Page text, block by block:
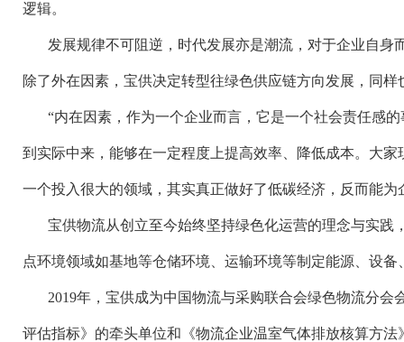
逻辑。
发展规律不可阻逆，时代发展亦是潮流，对于企业自身
除了外在因素，宝供决定转型往绿色供应链方向发展，同
“内在因素，作为一个企业而言，它是一个社会责任感
到实际中来，能够在一定程度上提高效率、降低成本。大
一个投入很大的领域，其实真正做好了低碳经济，反而能为
宝供物流从创立至今始终坚持绿色化运营的理念与实践
点环境领域如基地等仓储环境、运输环境等制定能源、设
2019年，宝供成为中国物流与采购联合会绿色物流分会
评估指标》的牵头单位和《物流企业温室气体排放核算方